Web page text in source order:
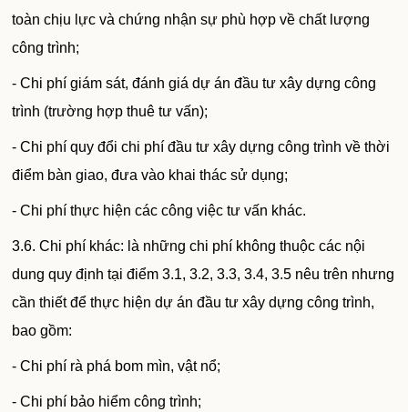
toàn chịu lực và chứng nhận sự phù hợp về chất lượng
công trình;
- Chi phí giám sát, đánh giá dự án đầu tư xây dựng công
trình (trường hợp thuê tư vấn);
- Chi phí quy đổi chi phí đầu tư xây dựng công trình về thời
điểm bàn giao, đưa vào khai thác sử dụng;
- Chi phí thực hiện các công việc tư vấn khác.
3.6. Chi phí khác: là những chi phí không thuộc các nội
dung quy định tại điểm 3.1, 3.2, 3.3, 3.4, 3.5 nêu trên nhưng
cần thiết để thực hiện dự án đầu tư xây dựng công trình,
bao gồm:
- Chi phí rà phá bom mìn, vật nổ;
- Chi phí bảo hiểm công trình;